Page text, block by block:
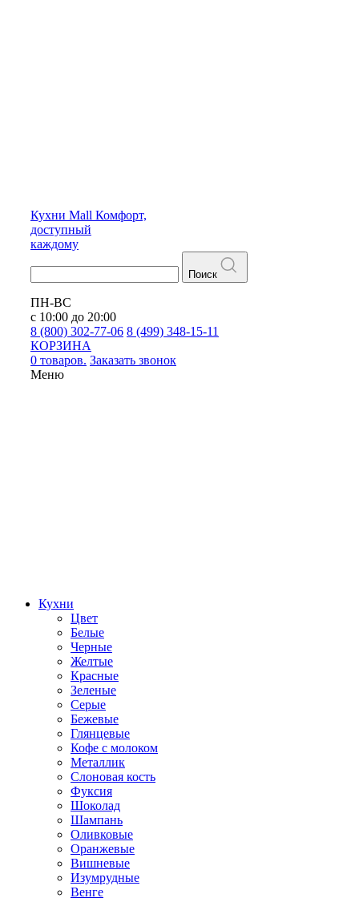
Кухни Mall Комфорт,
доступный
каждому
Поиск
ПН-ВС
с 10:00 до 20:00
8 (800) 302-77-06 8 (499) 348-15-11
КОРЗИНА
0 товаров. Заказать звонок
Меню
Кухни
Цвет
Белые
Черные
Желтые
Красные
Зеленые
Серые
Бежевые
Глянцевые
Кофе с молоком
Металлик
Слоновая кость
Фуксия
Шоколад
Шампань
Оливковые
Оранжевые
Вишневые
Изумрудные
Венге